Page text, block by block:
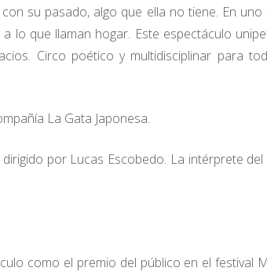
su pasado, algo que ella no tiene. En uno
lo que llaman hogar. Este espectáculo
Circo poético y multidisciplinar para
La Gata Japonesa.
por Lucas Escobedo. La intérprete del
como el premio del público en el festival